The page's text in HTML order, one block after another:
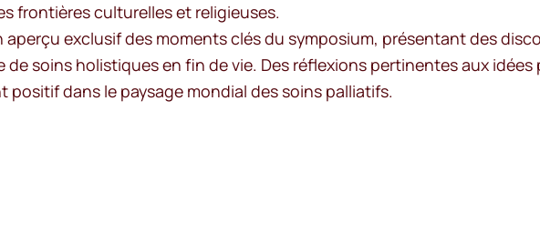
frontières culturelles et religieuses.
exclusif des moments clés du symposium, présentant des
soins holistiques en fin de vie. Des réflexions pertinentes aux
dans le paysage mondial des soins palliatifs.